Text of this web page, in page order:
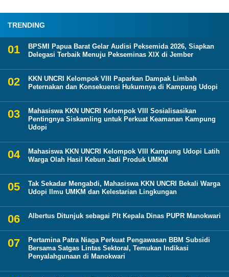
TRENDING
BPSMI Papua Barat Gelar Audisi Peksemida 2026, Siapkan
Delegasi Terbaik Menuju Pekseminas XIX di Jember
KKN UNCRI Kelompok VIII Paparkan Dampak Limbah
Peternakan dan Konsekuensi Hukumnya di Kampung Udopi
Mahasiswa KKN UNCRI Kelompok VIII Sosialisasikan
Pentingnya Siskamling untuk Perkuat Keamanan Kampung
Udopi
Mahasiswa KKN UNCRI Kelompok VIII Kampung Udopi Latih
Warga Olah Hasil Kebun Jadi Produk UMKM
Tak Sekadar Mengabdi, Mahasiswa KKN UNCRI Bekali Warga
Udopi Ilmu UMKM dan Kelestarian Lingkungan
Albertus Ditunjuk sebagai Plt Kepala Dinas PUPR Manokwari
Pertamina Patra Niaga Perkuat Pengawasan BBM Subsidi
Bersama Satgas Lintas Sektoral, Temukan Indikasi
Penyalahgunaan di Manokwari